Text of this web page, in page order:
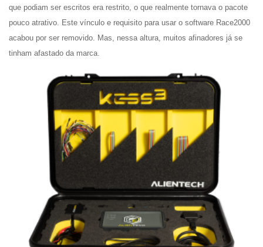
que podiam ser escritos era restrito, o que realmente tornava o pacote
pouco atrativo. Este vínculo e requisito para usar o software Race2000
acabou por ser removido. Mas, nessa altura, muitos afinadores já se
tinham afastado da marca.